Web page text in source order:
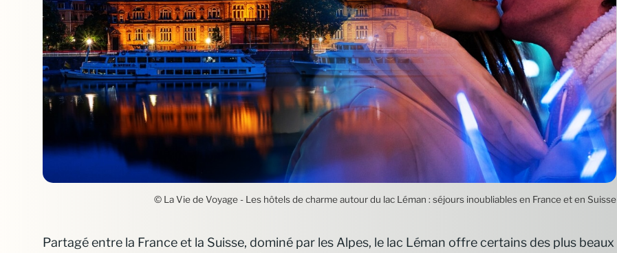
© La Vie de Voyage - Les hôtels de charme autour du lac Léman : séjours inoubliables en France et en Suisse
Partagé entre la France et la Suisse, dominé par les Alpes, le lac Léman offre certains des plus beaux